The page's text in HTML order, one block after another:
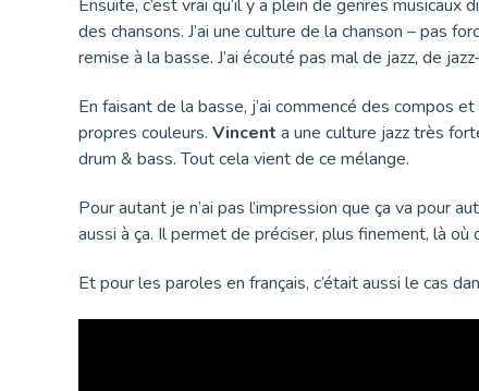
Ensuite, c’est vrai qu’il y a plein de genres
des chansons. J’ai une culture de la chanson – pas
remise à la basse. J’ai écouté pas mal de jazz, de
En faisant de la basse, j’ai commencé des compos
propres couleurs. Vincent a une culture jazz très
drum & bass. Tout cela vient de ce mélange.
Pour autant je n’ai pas l’impression que ça va pour
aussi à ça. Il permet de préciser, plus finement, là
Et pour les paroles en français, c’était aussi le cas